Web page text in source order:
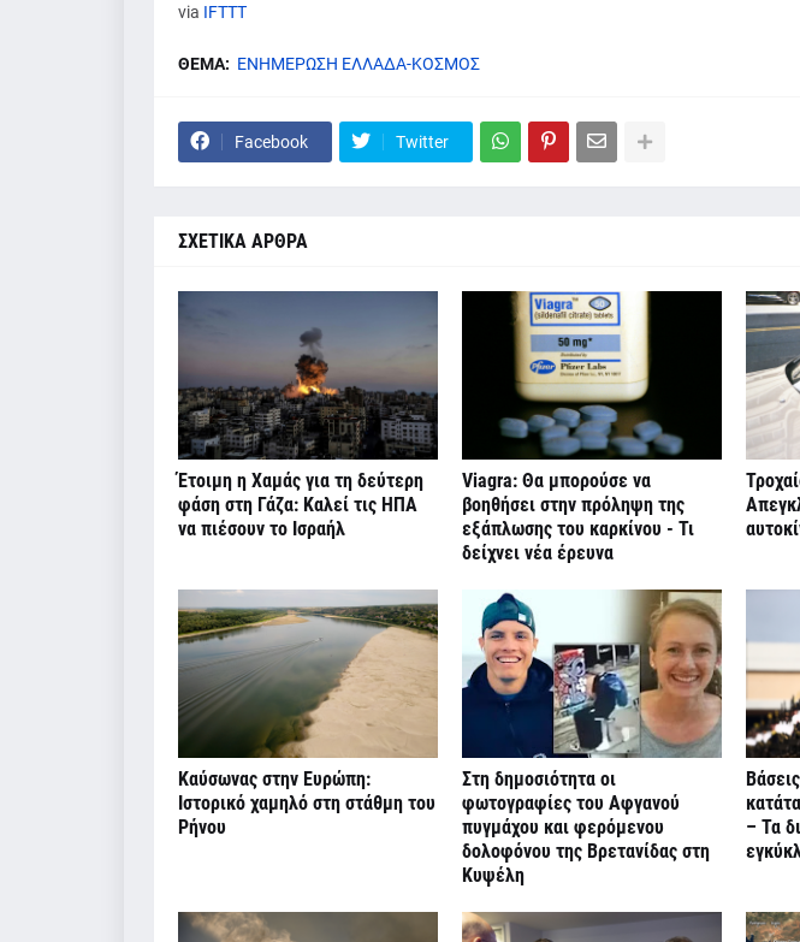
via IFTTT
ΘΕΜΑ: ΕΝΗΜΕΡΩΣΗ ΕΛΛΑΔΑ-ΚΟΣΜΟΣ
Facebook Twitter
ΣΧΕΤΙΚΑ ΑΡΘΡΑ
Έτοιμη η Χαμάς για τη δεύτερη
φάση στη Γάζα: Καλεί τις ΗΠΑ
να πιέσουν το Ισραήλ
Viagra: Θα μπορούσε να
βοηθήσει στην πρόληψη της
εξάπλωσης του καρκίνου - Τι
δείχνει νέα έρευνα
Καύσωνας στην Ευρώπη:
Ιστορικό χαμηλό στη στάθμη του
Ρήνου
Στη δημοσιότητα οι
φωτογραφίες του Αφγανού
πυγμάχου και φερόμενου
δολοφόνου της Βρετανίδας στη
Κυψέλη
– Τα